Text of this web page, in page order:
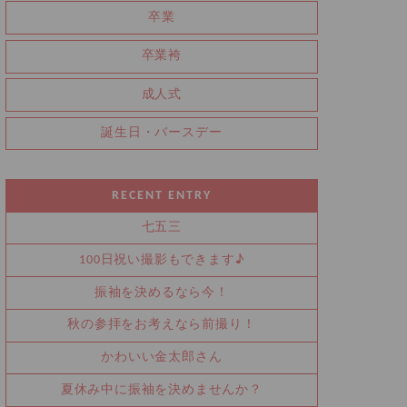
卒業
卒業袴
成人式
誕生日・バースデー
RECENT ENTRY
七五三
100日祝い撮影もできます♪
振袖を決めるなら今！
秋の参拝をお考えなら前撮り！
かわいい金太郎さん
夏休み中に振袖を決めませんか？